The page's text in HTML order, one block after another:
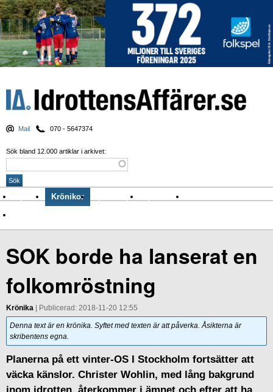
Mail 070 - 5647374
Sök bland 12.000 artiklar i arkivet:
Nyheter Krönikor Sport & spel Nyhetsbrev
SOK borde ha lanserat en
folkomröstning
Krönika | Publicerad: 2018-11-20 12:55
Denna text är en krönika. Syftet med texten är att påverka. Åsikterna är
skribentens egna.
Planerna på ett vinter-OS I Stockholm fortsätter att
väcka känslor. Christer Wohlin, med lång bakgrund
inom idrotten, återkommer i ämnet och efter att ha